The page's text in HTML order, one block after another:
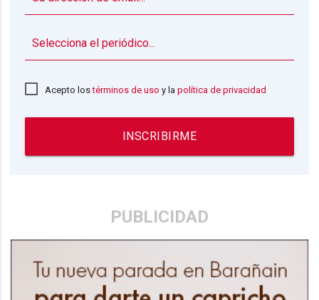
Acepto lostérminos de uso y lapolítica de privacidad
INSCRIBIRME
PUBLICIDAD